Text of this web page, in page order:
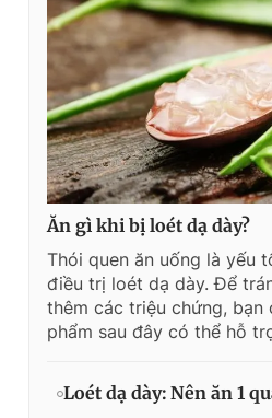
Ăn gì khi bị loét dạ dày?
Thói quen ăn uống là yếu
điều trị loét dạ dày. Để
thêm các triệu chứng, bạn
phẩm sau đây có thể hỗ
Loét dạ dày: Nên ăn 1